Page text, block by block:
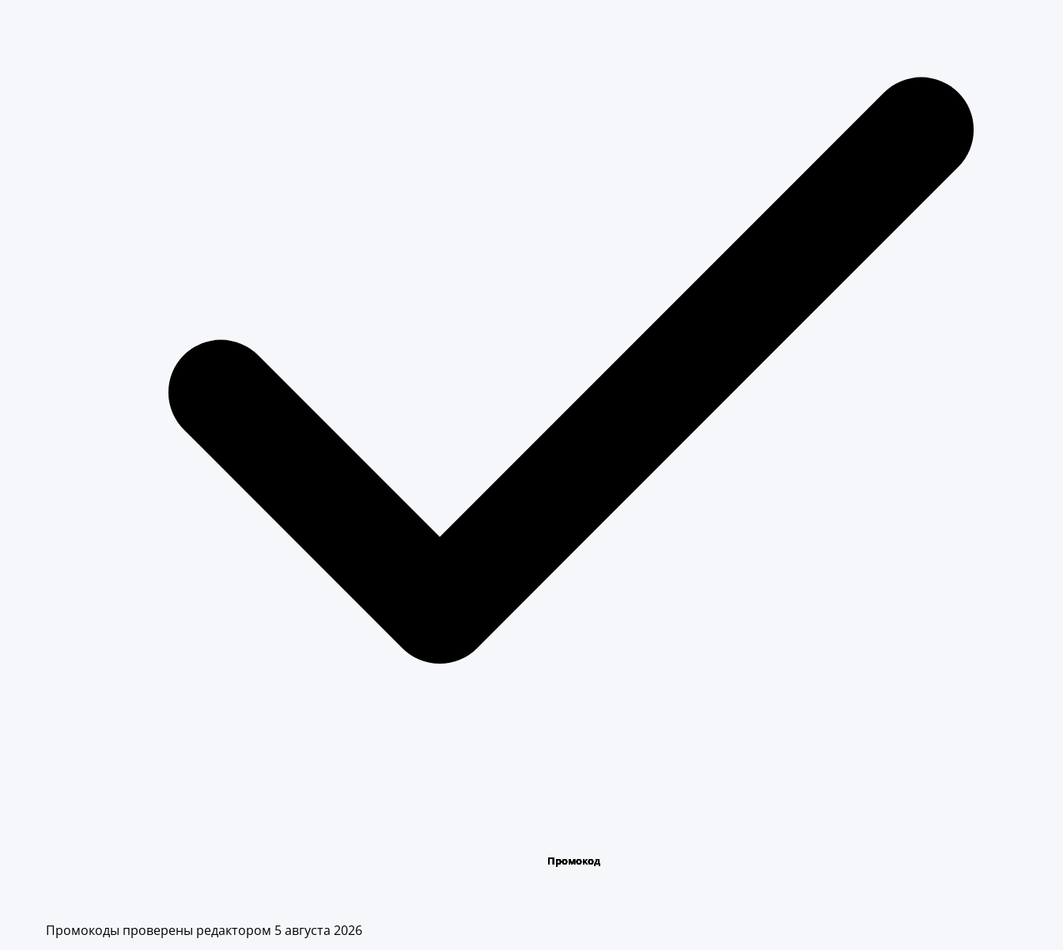
Промокоды проверены редактором 5 августа 2026